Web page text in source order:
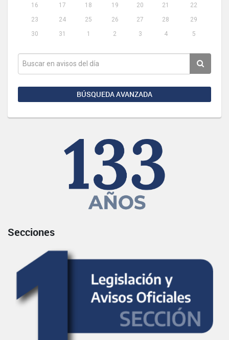
16
17 18 19 20 21
22
23
24 25 26 27 28
29
30
31 1 2 3 4 5
BÚSQUEDA AVANZADA
Secciones